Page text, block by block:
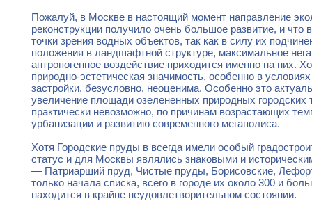
Пожалуй, в Москве в настоящий момент направление
реконструкции получило очень большое развитие, и что
точки зрения водных объектов, так как в силу их
положения в ландшафтной структуре, максимальное
антропогенное воздействие приходится именно на них.
природно-эстетическая значимость, особенно в условиях
застройки, безусловно, неоценима. Особенно это
увеличение площади озелененных природных городских
практически невозможно, по причинам возрастающих
урбанизации и развитию современного мегаполиса.
Хотя Городские пруды в всегда имели особый
статус и для Москвы являлись знаковыми и
— Патриарший пруд, Чистые пруды, Борисовские,
только начала списка, всего в городе их около 300 и
находится в крайне неудовлетворительном состоянии.